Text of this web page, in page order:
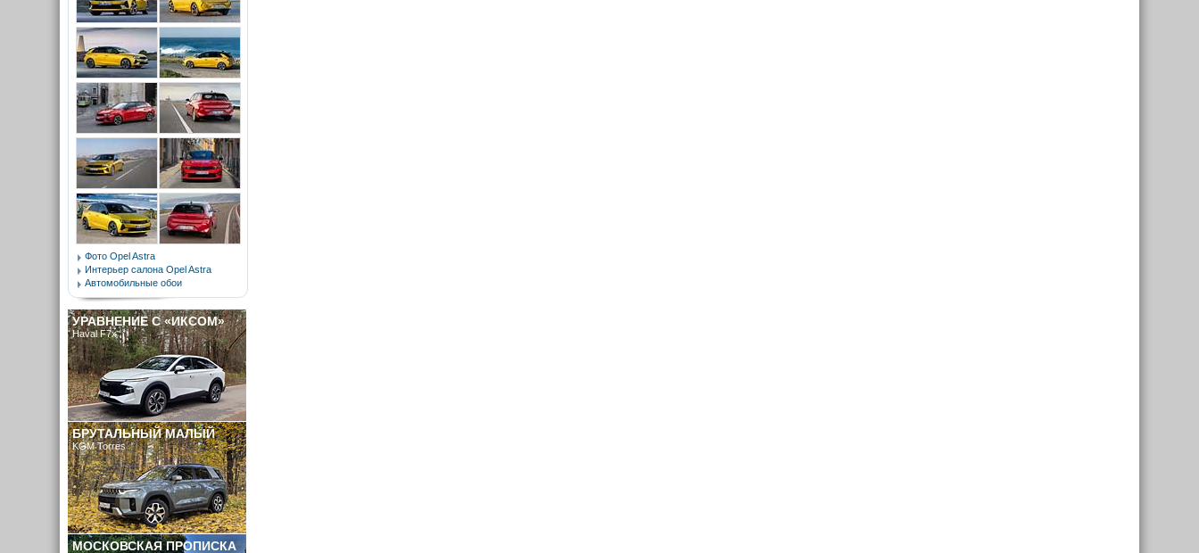
Фото Opel Astra
Интерьер салона Opel Astra
Автомобильные обои
УРАВНЕНИЕ С «ИКСОМ»
Haval F7x
БРУТАЛЬНЫЙ МАЛЫЙ
KGM Torres
МОСКОВСКАЯ ПРОПИСКА